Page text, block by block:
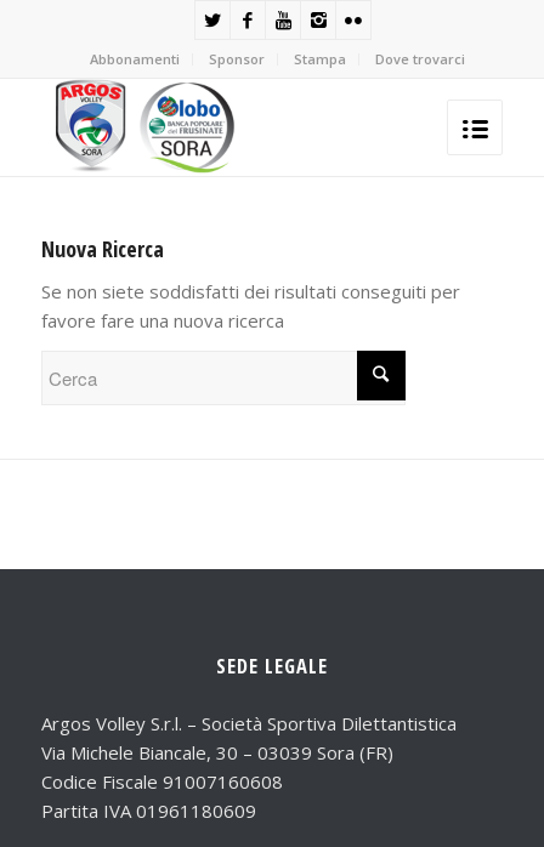
Abbonamenti Sponsor Stampa Dove trovarci
Nuova Ricerca
Se non siete soddisfatti dei risultati conseguiti per
favore fare una nuova ricerca
SEDE LEGALE
Argos Volley S.r.l. – Società Sportiva Dilettantistica
Via Michele Biancale, 30 – 03039 Sora (FR)
Codice Fiscale 91007160608
Partita IVA 01961180609